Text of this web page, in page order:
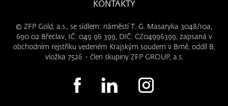
KONTAKTY
© ZFP Gold, a.s., se sídlem: náměstí T. G. Masaryka 3048/10a,
690 02 Břeclav, IČ: 049 96 399, DIČ: CZ04996399, zapsaná v
obchodním rejstříku vedeném Krajským soudem v Brně, oddíl B,
vložka 7526 - člen skupiny ZFP GROUP, a.s.